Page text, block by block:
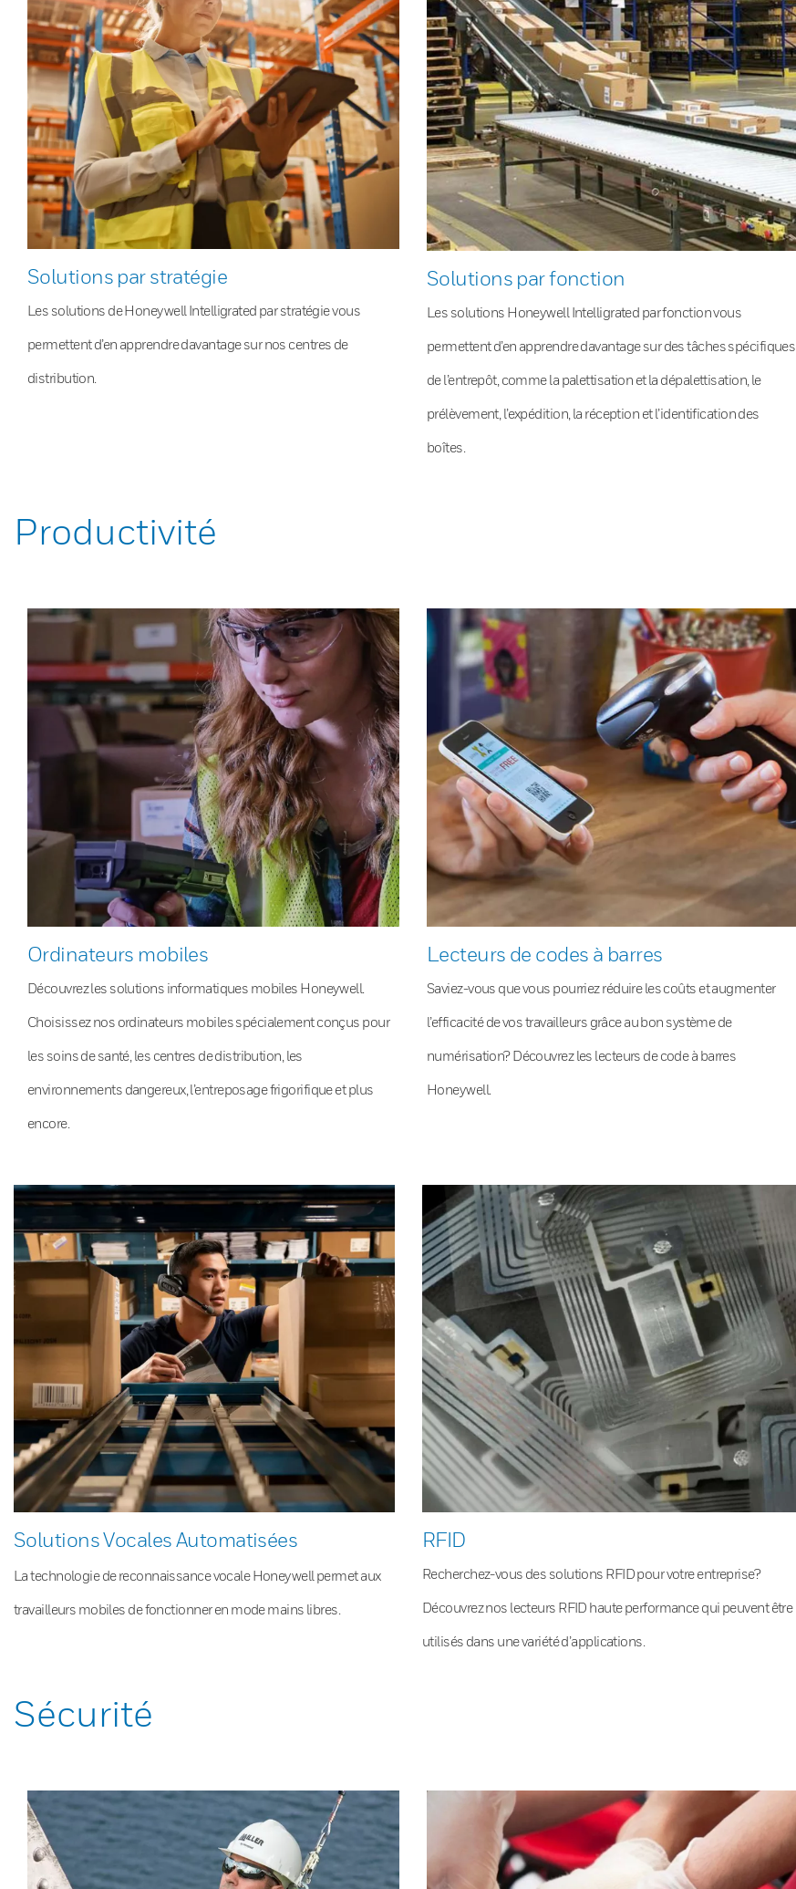
Solutions par stratégie
Les solutions de Honeywell Intelligrated par stratégie vous
permettent d’en apprendre davantage sur nos centres de
distribution.
Solutions par fonction
Les solutions Honeywell Intelligrated par fonction vous
permettent d’en apprendre davantage sur des tâches spécifiques
de l’entrepôt, comme la palettisation et la dépalettisation, le
prélèvement, l’expédition, la réception et l’identification des
boîtes.
Productivité
Ordinateurs mobiles
Découvrez les solutions informatiques mobiles Honeywell.
Choisissez nos ordinateurs mobiles spécialement conçus pour
les soins de santé, les centres de distribution, les
environnements dangereux, l’entreposage frigorifique et plus
encore.
Lecteurs de codes à barres
Saviez-vous que vous pourriez réduire les coûts et augmenter
l’efficacité de vos travailleurs grâce au bon système de
numérisation? Découvrez les lecteurs de code à barres
Honeywell.
Solutions Vocales Automatisées
La technologie de reconnaissance vocale Honeywell permet aux
travailleurs mobiles de fonctionner en mode mains libres.
RFID
Recherchez-vous des solutions RFID pour votre entreprise?
Découvrez nos lecteurs RFID haute performance qui peuvent être
utilisés dans une variété d’applications.
Sécurité